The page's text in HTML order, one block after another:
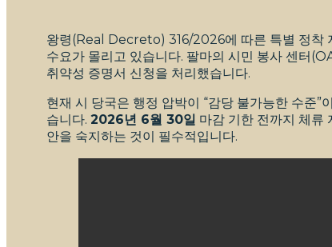
왕령(Real Decreto) 316/2026에 따른 특별 정착
수요가 몰리고 있습니다. 팔마의 시민 봉사 센터
취약성 증명서 신청을 처리했습니다.
현재 시 당국은 행정 압박이 “감당 불가능한 수준
습니다. 2026년 6월 30일 마감 기한 전까지 체류
안을 숙지하는 것이 필수적입니다.